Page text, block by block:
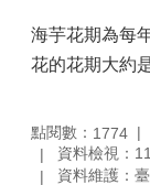
海芋花期為每
花的花期大約
點閱數： 1774
資料檢視：
資料維護：